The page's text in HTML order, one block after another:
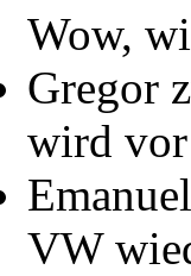
Wow,
Gregor
wird vor
VW